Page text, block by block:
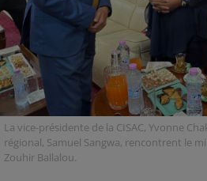
La vice-présidente de la CISAC, Yvonne
régional, Samuel Sangwa, rencontrent le
Zouhir Ballalou.